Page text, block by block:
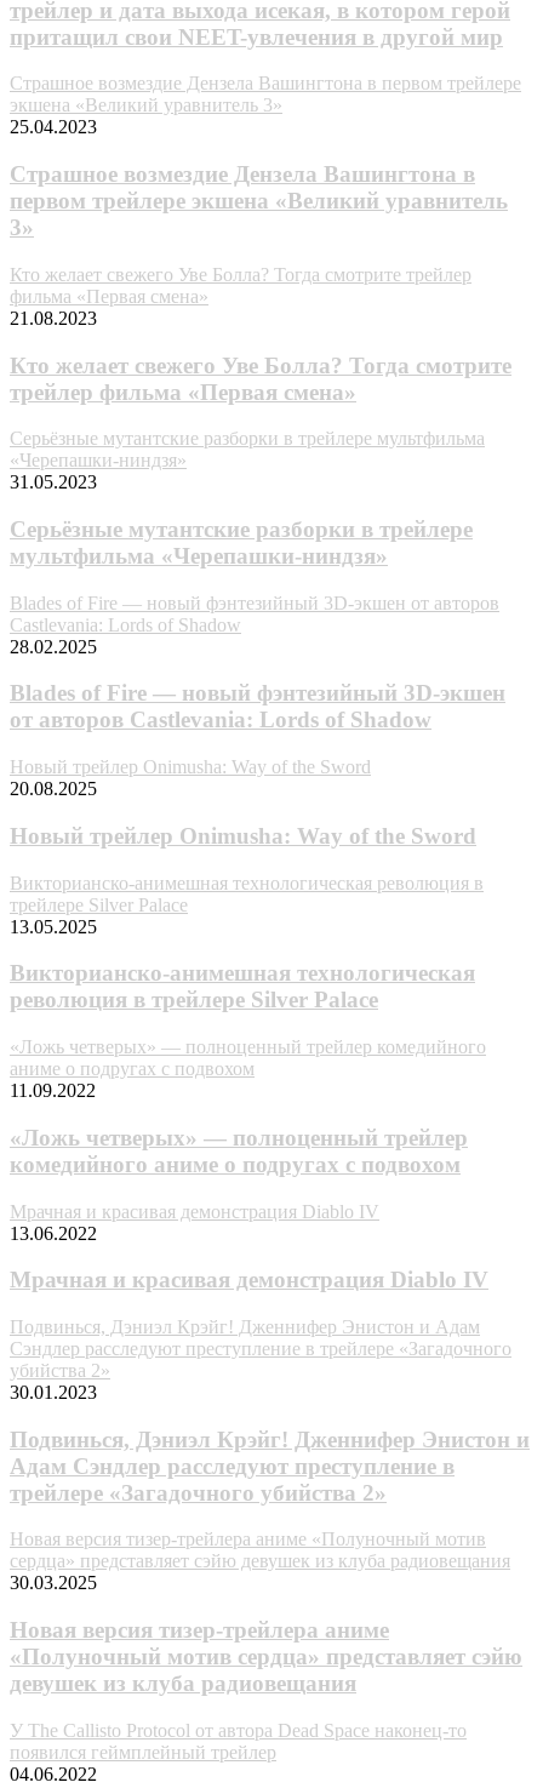
трейлер и дата выхода исекая, в котором герой
притащил свои NEET-увлечения в другой мир
Страшное возмездие Дензела Вашингтона в первом трейлере
экшена «Великий уравнитель 3»
25.04.2023
Страшное возмездие Дензела Вашингтона в
первом трейлере экшена «Великий уравнитель
3»
Кто желает свежего Уве Болла? Тогда смотрите трейлер
фильма «Первая смена»
21.08.2023
Кто желает свежего Уве Болла? Тогда смотрите
трейлер фильма «Первая смена»
Серьёзные мутантские разборки в трейлере мультфильма
«Черепашки-ниндзя»
31.05.2023
Серьёзные мутантские разборки в трейлере
мультфильма «Черепашки-ниндзя»
Blades of Fire — новый фэнтезийный 3D-экшен от авторов
Castlevania: Lords of Shadow
28.02.2025
Blades of Fire — новый фэнтезийный 3D-экшен
от авторов Castlevania: Lords of Shadow
Новый трейлер Onimusha: Way of the Sword
20.08.2025
Новый трейлер Onimusha: Way of the Sword
Викторианско-анимешная технологическая революция в
трейлере Silver Palace
13.05.2025
Викторианско-анимешная технологическая
революция в трейлере Silver Palace
«Ложь четверых» — полноценный трейлер комедийного
аниме о подругах c подвохом
11.09.2022
«Ложь четверых» — полноценный трейлер
комедийного аниме о подругах c подвохом
Мрачная и красивая демонстрация Diablo IV
13.06.2022
Мрачная и красивая демонстрация Diablo IV
Подвинься, Дэниэл Крэйг! Дженнифер Энистон и Адам
Сэндлер расследуют преступление в трейлере «Загадочного
убийства 2»
30.01.2023
Подвинься, Дэниэл Крэйг! Дженнифер Энистон и
Адам Сэндлер расследуют преступление в
трейлере «Загадочного убийства 2»
Новая версия тизер-трейлера аниме «Полуночный мотив
сердца» представляет сэйю девушек из клуба радиовещания
30.03.2025
Новая версия тизер-трейлера аниме
«Полуночный мотив сердца» представляет сэйю
девушек из клуба радиовещания
У The Callisto Protocol от автора Dead Space наконец-то
появился геймплейный трейлер
04.06.2022